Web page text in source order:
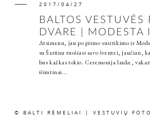
SUSISIEKIME
2017/04/27
BALTOS VESTUVĖS
DVARE | MODESTA
Atsimenu, jau po pirmo susitikimo ir
su Šarūnu ruošiasi savo šventei, jaučiau,
bus kažkas tokio. Ceremonija lauke,
išimtinai...
© BALTI RĖMELIAI | VESTUVIŲ